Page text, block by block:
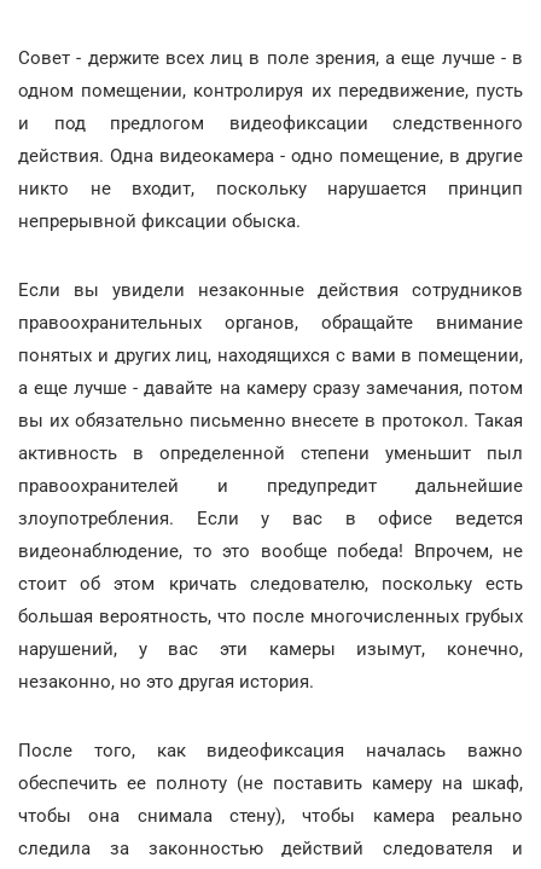
Совет - держите всех лиц в поле зрения, а еще лучше - в
одном помещении, контролируя их передвижение, пусть
и под предлогом видеофиксации следственного
действия. Одна видеокамера - одно помещение, в другие
никто не входит, поскольку нарушается принцип
непрерывной фиксации обыска.
Если вы увидели незаконные действия сотрудников
правоохранительных органов, обращайте внимание
понятых и других лиц, находящихся с вами в помещении,
а еще лучше - давайте на камеру сразу замечания, потом
вы их обязательно письменно внесете в протокол. Такая
активность в определенной степени уменьшит пыл
правоохранителей и предупредит дальнейшие
злоупотребления. Если у вас в офисе ведется
видеонаблюдение, то это вообще победа! Впрочем, не
стоит об этом кричать следователю, поскольку есть
большая вероятность, что после многочисленных грубых
нарушений, у вас эти камеры изымут, конечно,
незаконно, но это другая история.
После того, как видеофиксация началась важно
обеспечить ее полноту (не поставить камеру на шкаф,
чтобы она снимала стену), чтобы камера реально
следила за законностью действий следователя и